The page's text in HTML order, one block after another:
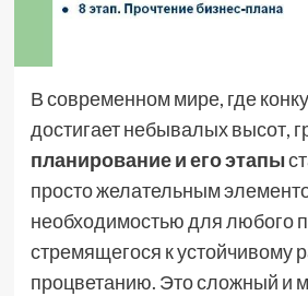
В современном мире, где
достигает небывалых высот,
планирование и его этапы
просто желательным
необходимостью для любого
стремящегося к устойчивому
процветанию. Это сложный и